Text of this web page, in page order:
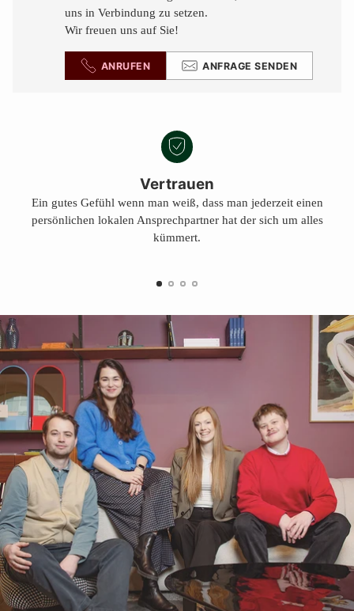
uns in Verbindung zu setzen.
Wir freuen uns auf Sie!
ANRUFEN ANFRAGE SENDEN
Vertrauen
Ein gutes Gefühl wenn man weiß, dass man jederzeit einen
persönlichen lokalen Ansprechpartner hat der sich um alles
kümmert.